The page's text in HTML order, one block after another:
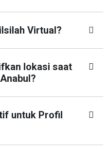
Virtual?
lokasi saat
untuk Profil